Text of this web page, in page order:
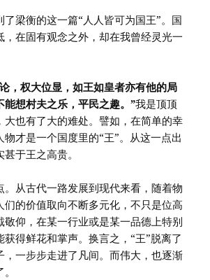
了梁衡的这一篇“人人皆可为国王”。国
，在固有观念之外，却在我曾经灵光一
，权大位显，如王如皇者亦有他的局
能想村夫之乐，平民之趣。”我是顶顶
大也有了大的难处。譬如，在简单的幸
才是一个国度里的“王”。从这一点出
于王之高贵。
。从古代一路发展到现代来看，随着物
们的价值取向不断多元化，不只是位高
敬仰，在某一行业或是某一品德上特别
获得鲜花和掌声。换言之，“王”脱离了
，一步步走进了凡间。而伟大，也逐渐